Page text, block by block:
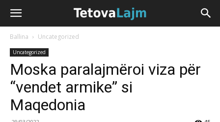
Ballina Uncategorized
Uncategorized
Moska paralajmëroi viza për
“vendet armike” si
Maqedonia